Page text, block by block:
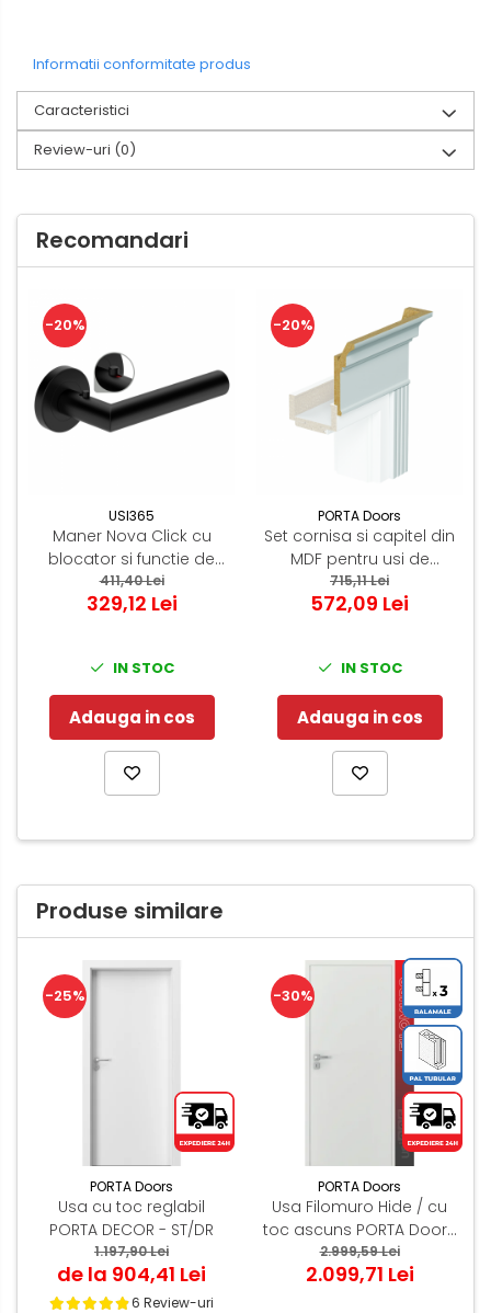
Informatii conformitate produs
Caracteristici
Review-uri (0)
Recomandari
-20%
USI365
Maner Nova Click cu
blocator si functie de
urgenta - Negru
411,40 Lei
329,12 Lei
IN STOC
Adauga in cos
-20%
PORTA Doors
Set cornisa si capitel din
MDF pentru usi de
interior - Modul Retro
715,11 Lei
572,09 Lei
IN STOC
Adauga in cos
Produse similare
-25%
PORTA Doors
Usa cu toc reglabil
PORTA DECOR - ST/DR
1.197,90 Lei
de la 904,41 Lei
6 Review-uri
-30%
PORTA Doors
Usa Filomuro Hide / cu
toc ascuns PORTA Doors
Alb - miez PAL Tubular
2.999,59 Lei
2.099,71 Lei